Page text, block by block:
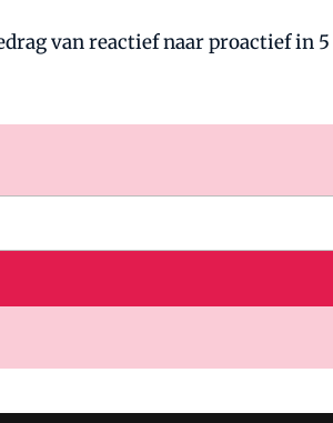
van reactief naar proactief in 5